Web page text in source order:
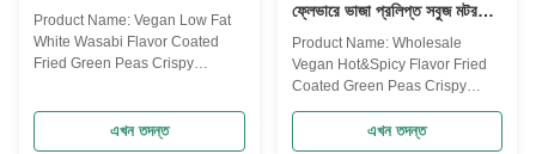
Product Name: Vegan Low Fat
White Wasabi Flavor Coated
Fried Green Peas Crispy
peanuts, peas, beans, dry fruits,
frozen vegetables , and other
এখন তদন্ত
ফ্লেভারে ভাজা প্রলিপ্ত সবুজ মটর
ক্রিস্পি স্ন্যাকস
Product Name: Wholesale
Vegan Hot&Spicy Flavor Fried
Coated Green Peas Crispy
Snacks From the seeds
germination to the fun that Youi
Foods bring, we care about the
এখন তদন্ত